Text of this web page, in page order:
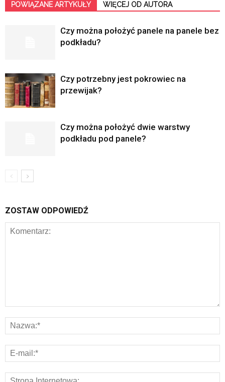
POWIĄZANE ARTYKUŁY WIĘCEJ OD AUTORA
Czy można położyć panele na panele bez
podkładu?
Czy potrzebny jest pokrowiec na
przewijak?
Czy można położyć dwie warstwy
podkładu pod panele?
ZOSTAW ODPOWIEDŹ